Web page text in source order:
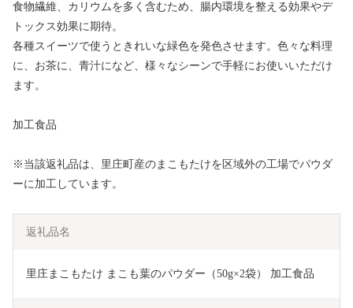
食物繊維、カリウムを多く含むため、腸内環境を整える効果やデ
トックス効果に期待。
各種スイーツで使うときれいな緑色を発色させます。色々な料理
に、お茶に、青汁になど、様々なシーンで手軽にお使いいただけ
ます。
加工食品
※当該返礼品は、里庄町産のまこもたけを区域外の工場でパウダ
ーに加工しています。
返礼品名
里庄まこもたけ まこも葉のパウダー（50g×2袋） 加工食品